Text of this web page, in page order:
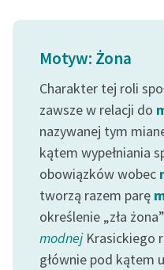
Motyw: Żona
Charakter tej roli
zawsze w relacji do
nazywanej tym
kątem wypełniania
obowiązków wobec
tworzą razem parę
określenie „zła
modnejKrasickiego
głównie pod kątem